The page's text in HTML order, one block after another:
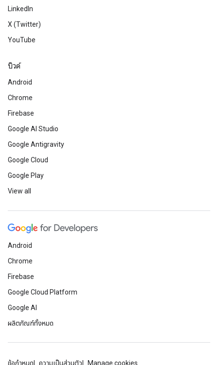
LinkedIn
X (Twitter)
YouTube
บิวด์
Android
Chrome
Firebase
Google AI Studio
Google Antigravity
Google Cloud
Google Play
View all
Android
Chrome
Firebase
Google Cloud Platform
Google AI
ผลิตภัณฑ์ทั้งหมด
ข้อกำหนด ความเป็นส่วนตัว Manage cookies